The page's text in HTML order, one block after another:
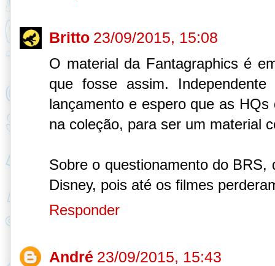
Britto 23/09/2015, 15:08
O material da Fantagraphics é
que fosse assim.
lançamento e espero que as
na coleção, para ser um material
Sobre o questionamento do
Disney, pois até os filmes
Responder
André 23/09/2015, 15:43